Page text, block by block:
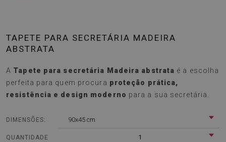
TAPETE PARA SECRETÁRIA MADEIRA
ABSTRATA
A Tapete para secretária Madeira abstrata é a escolha
perfeita para quem procura proteção prática,
resistência e design moderno para a sua secretária.
DIMENSÕES: 90x45 cm
QUANTIDADE 1